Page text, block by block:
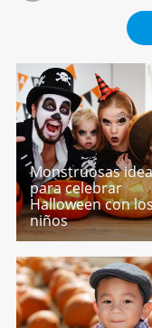
Monstruosas
para celebrar
Halloween con
niños